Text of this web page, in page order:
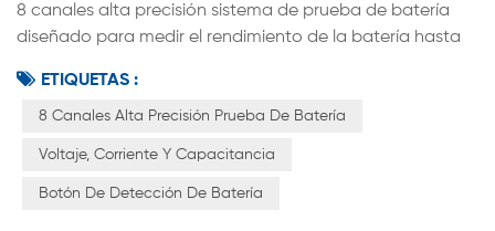
8 canales alta precisión sistema de prueba de batería
diseñado para medir el rendimiento de la batería hasta
herramienta para estudiar la próxima generación de
materiales de almacenamiento de energía y baterías
recargables. diseñado según estándares internacionales,
constante independiente y una...
ETIQUETAS :
8 Canales Alta Precisión Prueba De Batería
Voltaje, Corriente Y Capacitancia
Botón De Detección De Batería